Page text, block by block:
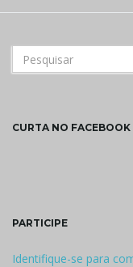
Buscar por palavra-
CURTA NO FACEBOOK
PARTICIPE
Identifique-se para